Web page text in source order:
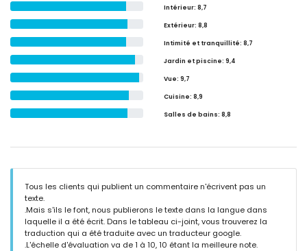
Intérieur: 8,7
Extérieur: 8,8
Intimité et tranquillité: 8,7
Jardin et piscine: 9,4
Vue: 9,7
Cuisine: 8,9
Salles de bains: 8,8
Tous les clients qui publient un commentaire n'écrivent pas un
texte.
.Mais s'ils le font, nous publierons le texte dans la langue dans
laquelle il a été écrit. Dans le tableau ci-joint, vous trouverez la
traduction qui a été traduite avec un traducteur google.
.L'échelle d'évaluation va de 1 à 10, 10 étant la meilleure note.